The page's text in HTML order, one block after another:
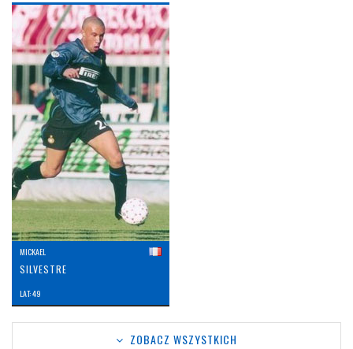
MICKAEL
SILVESTRE
LAT: 49
ZOBACZ WSZYSTKICH